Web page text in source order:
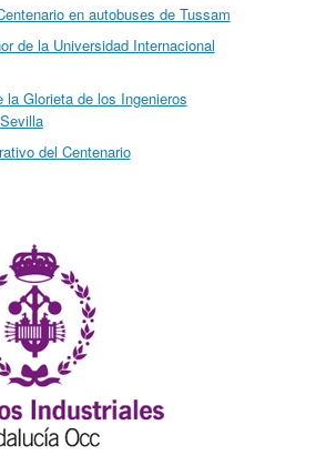
en autobuses de Tussam
de la Universidad Internacional
la Glorieta de los Ingenieros
del Centenario